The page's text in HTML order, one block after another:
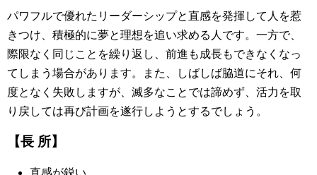
パワフルで優れたリーダーシップと直感を発揮して人を惹
きつけ、積極的に夢と理想を追い求める人です。一方で、
際限なく同じことを繰り返し、前進も成長もできなくなっ
てしまう場合があります。また、しばしば脇道にそれ、何
度となく失敗しますが、滅多なことでは諦めず、活力を取
り戻しては再び計画を遂行しようとするでしょう。
【長 所】
直感が鋭い